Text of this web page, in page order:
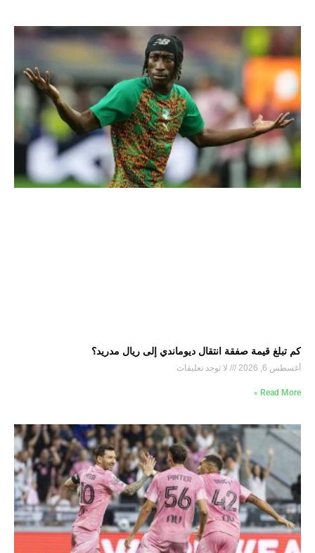
كم تبلغ قيمة صفقة انتقال ديوماندي إلى ريال مدريد؟
أغسطس 6, 2026 لا توجد تعليقات
Read More »